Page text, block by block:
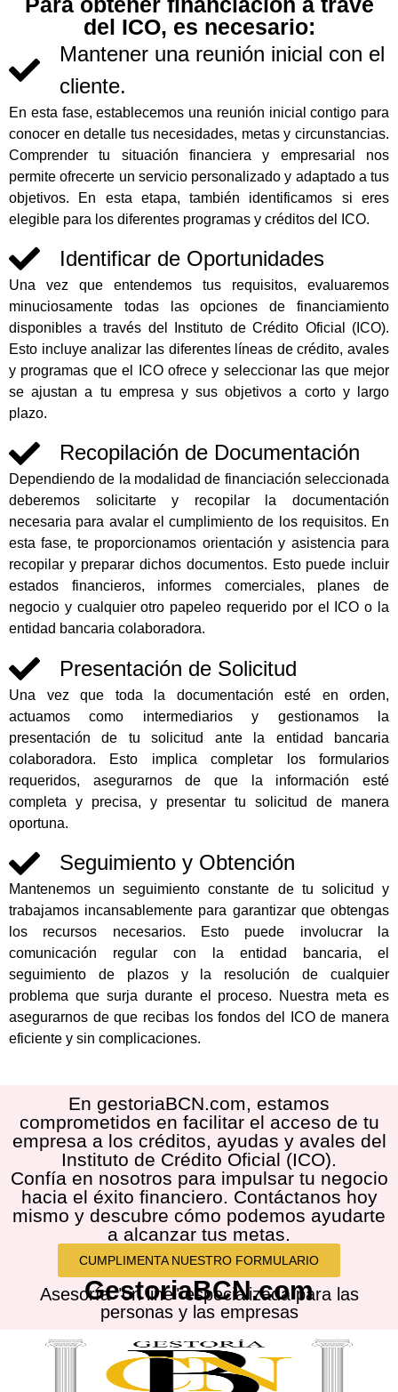
del ICO, es necesario:
Mantener una reunión inicial con el
cliente.
En esta fase, establecemos una reunión inicial contigo para
conocer en detalle tus necesidades, metas y circunstancias.
Comprender tu situación financiera y empresarial nos
permite ofrecerte un servicio personalizado y adaptado a tus
objetivos. En esta etapa, también identificamos si eres
elegible para los diferentes programas y créditos del ICO.
Identificar de Oportunidades
Una vez que entendemos tus requisitos, evaluaremos
minuciosamente todas las opciones de financiamiento
disponibles a través del Instituto de Crédito Oficial (ICO).
Esto incluye analizar las diferentes líneas de crédito, avales
y programas que el ICO ofrece y seleccionar las que mejor
se ajustan a tu empresa y sus objetivos a corto y largo
plazo.
Recopilación de Documentación
Dependiendo de la modalidad de financiación seleccionada
deberemos solicitarte y recopilar la documentación
necesaria para avalar el cumplimiento de los requisitos. En
esta fase, te proporcionamos orientación y asistencia para
recopilar y preparar dichos documentos. Esto puede incluir
estados financieros, informes comerciales, planes de
negocio y cualquier otro papeleo requerido por el ICO o la
entidad bancaria colaboradora.
Presentación de Solicitud
Una vez que toda la documentación esté en orden,
actuamos como intermediarios y gestionamos la
presentación de tu solicitud ante la entidad bancaria
colaboradora. Esto implica completar los formularios
requeridos, asegurarnos de que la información esté
completa y precisa, y presentar tu solicitud de manera
oportuna.
Seguimiento y Obtención
Mantenemos un seguimiento constante de tu solicitud y
trabajamos incansablemente para garantizar que obtengas
los recursos necesarios. Esto puede involucrar la
comunicación regular con la entidad bancaria, el
seguimiento de plazos y la resolución de cualquier
problema que surja durante el proceso. Nuestra meta es
asegurarnos de que recibas los fondos del ICO de manera
eficiente y sin complicaciones.
En gestoriaBCN.com, estamos
comprometidos en facilitar el acceso de tu
empresa a los créditos, ayudas y avales del
Instituto de Crédito Oficial (ICO).
Confía en nosotros para impulsar tu negocio
hacia el éxito financiero. Contáctanos hoy
mismo y descubre cómo podemos ayudarte
a alcanzar tus metas.
CUMPLIMENTA NUESTRO FORMULARIO
GestoriaBCN.com
Asesoría "on line" especializada para las
personas y las empresas